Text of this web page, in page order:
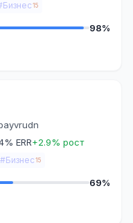
15
98%
ERR+2.9% рост
#Бизнес 15
69%